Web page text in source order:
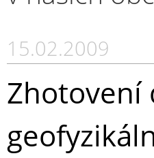
15.02.2009
Zhotovení